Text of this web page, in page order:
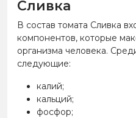
Сливка
В состав томата Сливка
компонентов, которые
организма человека.
следующие:
калий;
кальций;
фосфор;